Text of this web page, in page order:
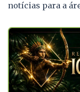
notícias para a